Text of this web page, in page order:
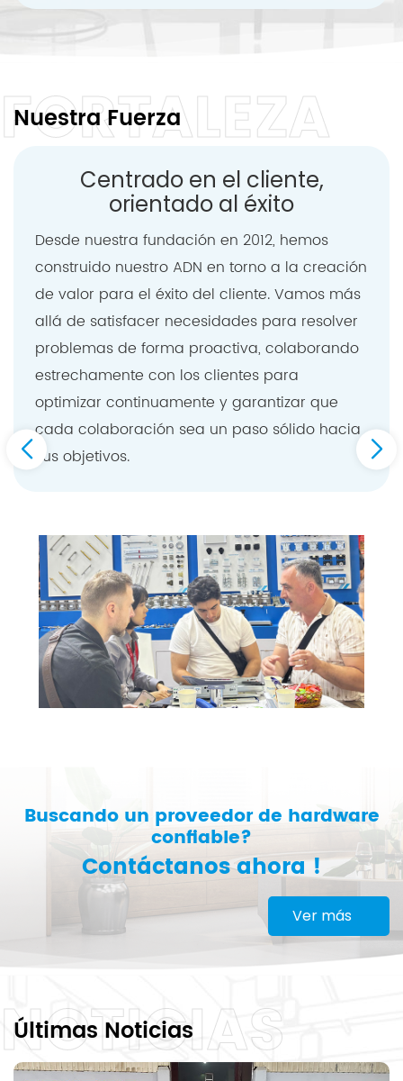
FORTALEZA
Nuestra Fuerza
Centrado en el cliente,
orientado al éxito
Desde nuestra fundación en 2012, hemos
construido nuestro ADN en torno a la creación
de valor para el éxito del cliente. Vamos más
allá de satisfacer necesidades para resolver
problemas de forma proactiva, colaborando
estrechamente con los clientes para
optimizar continuamente y garantizar que
cada colaboración sea un paso sólido hacia
sus objetivos.
Buscando un proveedor de hardware
confiable?
Contáctanos ahora !
Ver más
NOTICIAS
Últimas Noticias